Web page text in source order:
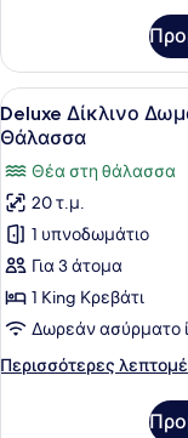
Superior,
NO
sea
view
Προβολή
όλων
των
φωτογραφιών
για
Deluxe
Δίκλινο
Δωμάτιο
(Double),
Θέα
10
Deluxe Δίκλινο
Θάλασσα
Θέα στη θάλασσα
20 τ.μ.
1 υπνοδωμάτιο
Για 3 άτομα
1 King Κρεβάτι
Δωρεάν ασύρματο
Περισσότερες
Περισσότερες